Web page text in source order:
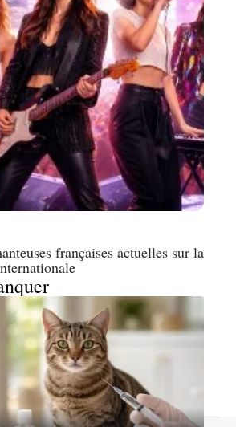
françaises actuelles sur la